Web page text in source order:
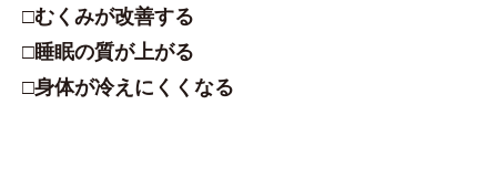
□むくみが改善する
□睡眠の質が上がる
□身体が冷えにくくなる